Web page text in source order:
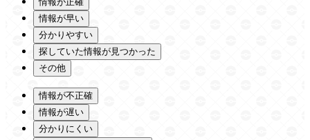
情報が早い
分かりやすい
探していた情報が見つかった
その他
情報が不正確
情報が遅い
分かりにくい